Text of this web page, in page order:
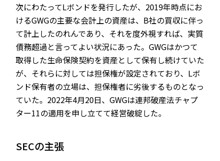
次にわたってLボンドを発行したが、2019年時点にお
けるGWGの主要な会計上の資産は、B社の買収に伴っ
て計上したのれんであり、それを度外視すれば、実質
債務超過と言ってよい状況にあった。GWGはかつて
取得した生命保険契約を資産として保有し続けていた
が、それらに対しては担保権が設定されており、Lボ
ンド保有者の立場は、担保権者に劣後するものとなっ
ていた。2022年4月20日、GWGは連邦破産法チャプ
ター11の適用を申し立てて経営破綻した。
SECの主張